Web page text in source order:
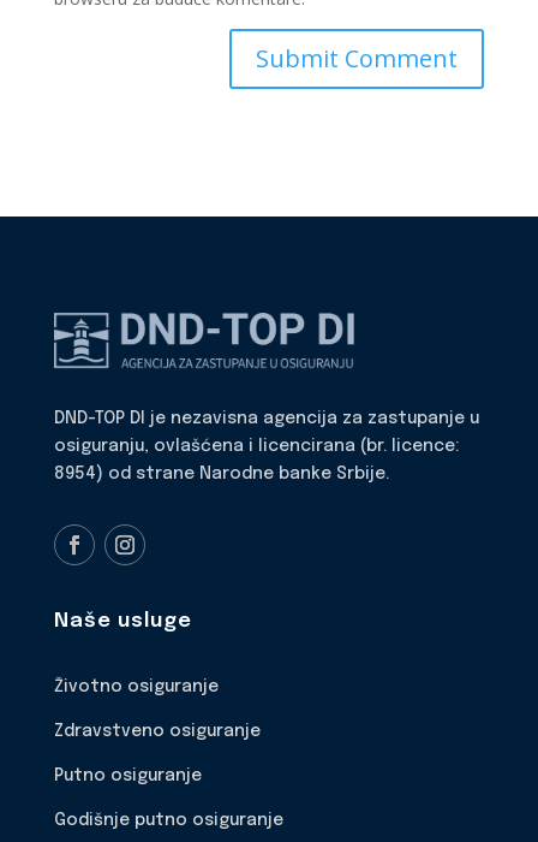
DND-TOP DI je nezavisna agencija za zastupanje u
osiguranju, ovlašćena i licencirana (br. licence:
8954) od strane Narodne banke Srbije.
Naše usluge
Životno osiguranje
Zdravstveno osiguranje
Putno osiguranje
Godišnje putno osiguranje